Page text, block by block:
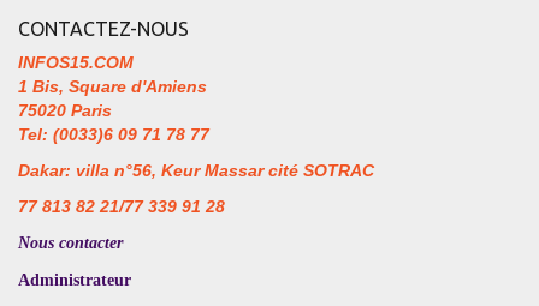
CONTACTEZ-NOUS
INFOS15.COM
1 Bis, Square d'Amiens
75020 Paris
Tel: (0033)6 09 71 78 77
Dakar: villa n°56, Keur Massar cité SOTRAC
77 813 82 21/77 339 91 28
Nous contacter
Administrateur